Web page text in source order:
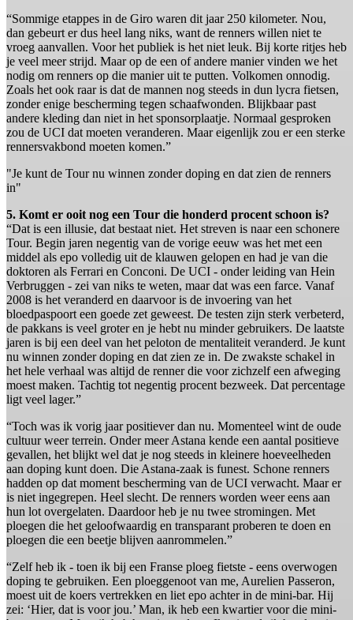
“Sommige etappes in de Giro waren dit jaar 250 kilometer. Nou,
dan gebeurt er dus heel lang niks, want de renners willen niet te
vroeg aanvallen. Voor het publiek is het niet leuk. Bij korte ritjes heb
je veel meer strijd. Maar op de een of andere manier vinden we het
nodig om renners op die manier uit te putten. Volkomen onnodig.
Zoals het ook raar is dat de mannen nog steeds in dun lycra fietsen,
zonder enige bescherming tegen schaafwonden. Blijkbaar past
andere kleding dan niet in het sponsorplaatje. Normaal gesproken
zou de UCI dat moeten veranderen. Maar eigenlijk zou er een sterke
rennersvakbond moeten komen.”
"Je kunt de Tour nu winnen zonder doping en dat zien de renners
in"
5. Komt er ooit nog een Tour die honderd procent schoon is?
“Dat is een illusie, dat bestaat niet. Het streven is naar een schonere
Tour. Begin jaren negentig van de vorige eeuw was het met een
middel als epo volledig uit de klauwen gelopen en had je van die
doktoren als Ferrari en Conconi. De UCI - onder leiding van Hein
Verbruggen - zei van niks te weten, maar dat was een farce. Vanaf
2008 is het veranderd en daarvoor is de invoering van het
bloedpaspoort een goede zet geweest. De testen zijn sterk verbeterd,
de pakkans is veel groter en je hebt nu minder gebruikers. De laatste
jaren is bij een deel van het peloton de mentaliteit veranderd. Je kunt
nu winnen zonder doping en dat zien ze in. De zwakste schakel in
het hele verhaal was altijd de renner die voor zichzelf een afweging
moest maken. Tachtig tot negentig procent bezweek. Dat percentage
ligt veel lager.”
“Toch was ik vorig jaar positiever dan nu. Momenteel wint de oude
cultuur weer terrein. Onder meer Astana kende een aantal positieve
gevallen, het blijkt wel dat je nog steeds in kleinere hoeveelheden
aan doping kunt doen. Die Astana-zaak is funest. Schone renners
hadden op dat moment bescherming van de UCI verwacht. Maar er
is niet ingegrepen. Heel slecht. De renners worden weer eens aan
hun lot overgelaten. Daardoor heb je nu twee stromingen. Met
ploegen die het geloofwaardig en transparant proberen te doen en
ploegen die een beetje blijven aanrommelen.”
“Zelf heb ik - toen ik bij een Franse ploeg fietste - eens overwogen
doping te gebruiken. Een ploeggenoot van me, Aurelien Passeron,
moest uit de koers vertrekken en liet epo achter in de mini-bar. Hij
zei: ‘Hier, dat is voor jou.’ Man, ik heb een kwartier voor die mini-